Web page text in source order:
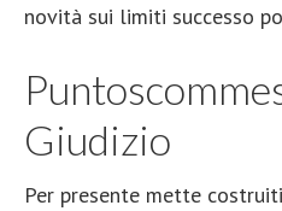
novità sui limiti successo
Giudizio
Per presente mette